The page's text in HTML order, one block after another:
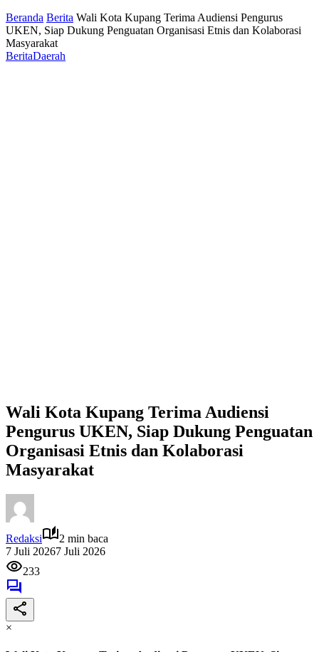
Beranda Berita Wali Kota Kupang Terima Audiensi Pengurus
UKEN, Siap Dukung Penguatan Organisasi Etnis dan Kolaborasi
Masyarakat
BeritaDaerah
Wali Kota Kupang Terima Audiensi
Pengurus UKEN, Siap Dukung Penguatan
Organisasi Etnis dan Kolaborasi
Masyarakat
Redaksi
2 min baca
7 Juli 20267 Juli 2026
233
×